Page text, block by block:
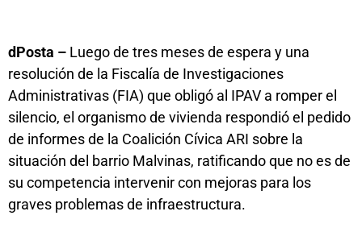
dPosta – Luego de tres meses de espera y una
resolución de la Fiscalía de Investigaciones
Administrativas (FIA) que obligó al IPAV a romper el
silencio, el organismo de vivienda respondió el pedido
de informes de la Coalición Cívica ARI sobre la
situación del barrio Malvinas, ratificando que no es de
su competencia intervenir con mejoras para los
graves problemas de infraestructura.